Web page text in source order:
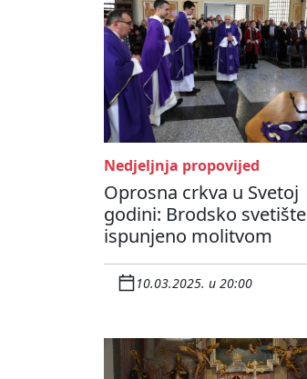
Nedjeljnja propovijed
Oprosna crkva u Svetoj
godini: Brodsko svetište
ispunjeno molitvom
10.03.2025. u 20:00